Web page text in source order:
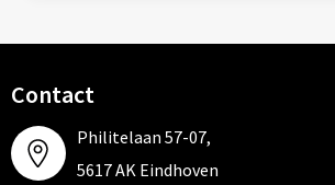
Contact
Philitelaan 57-07,
5617 AK Eindhoven